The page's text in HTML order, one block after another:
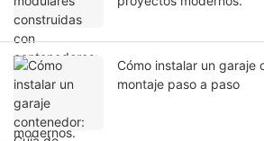
Cómo instalar un garaje
montaje paso a paso